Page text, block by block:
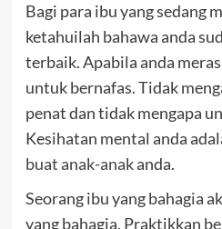
Bagi para ibu yang sedang
ketahuilah bahawa anda
terbaik. Apabila anda
untuk bernafas. Tidak
penat dan tidak mengapa
Kesihatan mental anda
buat anak-anakanda.
Seorang ibu yang bahagia
yang bahagia. Praktikkan